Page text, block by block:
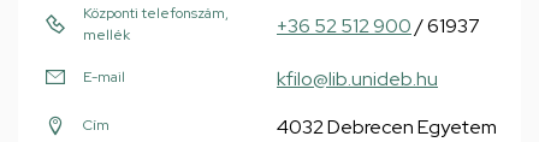
Központi telefonszám,
mellék
+36 52 512 900/ 61937
E-mail kfilo@lib.unideb.hu
Cím
4032 Debrecen Egyetem